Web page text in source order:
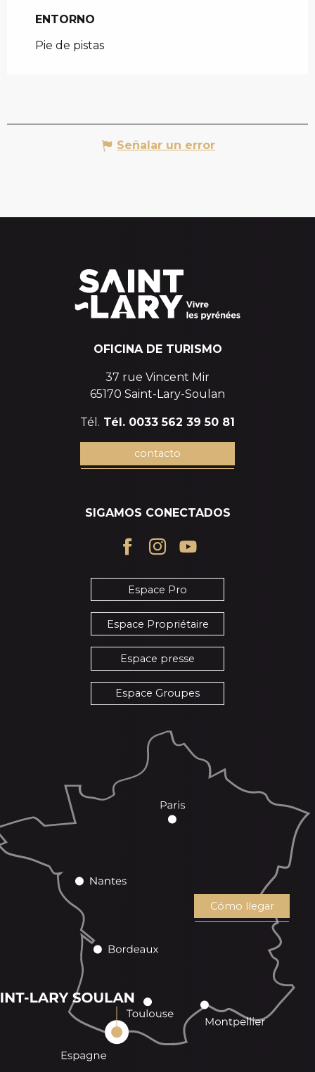
ENTORNO
ENTORNO
Pie de pistas
Señalar un error
OFICINA DE TURISMO
37 rue Vincent Mir
65170 Saint-Lary-Soulan
Tél. Tél. 0033 562 39 50 81
contacto
SIGAMOS CONECTADOS
Espace Pro
Espace Propriétaire
Espace presse
Espace Groupes
Cómo llegar